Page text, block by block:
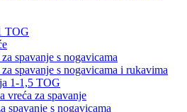
TOG
spavanje s nogavicama
spavanje s nogavicama i rukavima
1-1,5 TOG
vreća za spavanje
spavanje s nogavicama